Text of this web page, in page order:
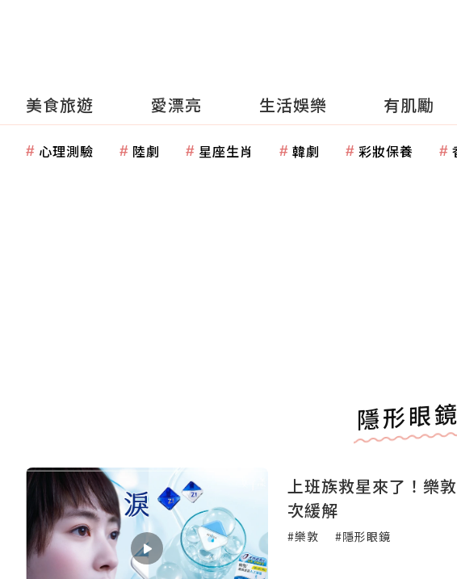
美食旅遊 愛漂亮 生活娛樂 有肌勵
心理測驗 陸劇 星座生肖 韓劇 彩妝保養
隱形眼鏡
上班族救星來了！樂
次緩解
#樂敦 #隱形眼鏡